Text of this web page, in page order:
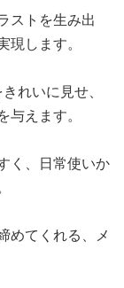
ストを生み出
します。
れいに見せ、
えます。
く、日常使いか
めてくれる、メ